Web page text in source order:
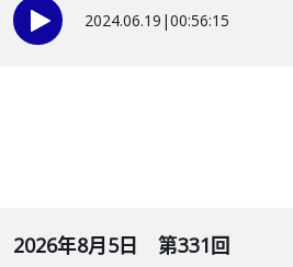
2024.06.19 |00:56:15
2026年8月5日 第331回